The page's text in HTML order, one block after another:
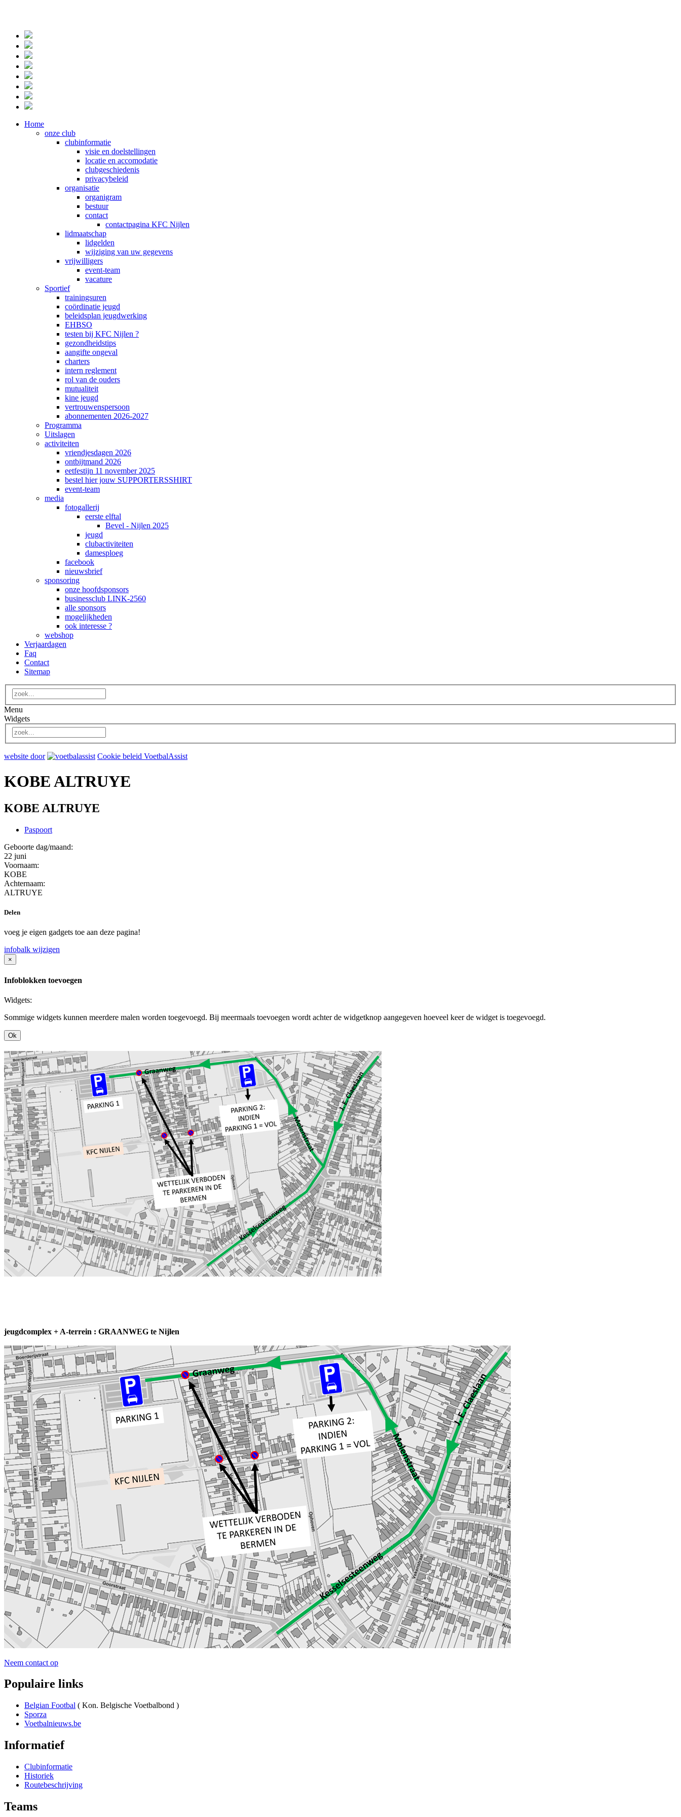
Home
onze club
clubinformatie
visie en doelstellingen
locatie en accomodatie
clubgeschiedenis
privacybeleid
organisatie
organigram
bestuur
contact
contactpagina KFC Nijlen
lidmaatschap
lidgelden
wijziging van uw gegevens
vrijwilligers
event-team
vacature
Sportief
trainingsuren
coördinatie jeugd
beleidsplan jeugdwerking
EHBSO
testen bij KFC Nijlen ?
gezondheidstips
aangifte ongeval
charters
intern reglement
rol van de ouders
mutualiteit
kine jeugd
vertrouwenspersoon
abonnementen 2026-2027
Programma
Uitslagen
activiteiten
vriendjesdagen 2026
ontbijtmand 2026
eetfestijn 11 november 2025
bestel hier jouw SUPPORTERSSHIRT
event-team
media
fotogallerij
eerste elftal
Bevel - Nijlen 2025
jeugd
clubactiviteiten
damesploeg
facebook
nieuwsbrief
sponsoring
onze hoofdsponsors
businessclub LINK-2560
alle sponsors
mogelijkheden
ook interesse ?
webshop
Verjaardagen
Faq
Contact
Sitemap
Menu
Widgets
website door Cookie beleid VoetbalAssist
KOBE ALTRUYE
KOBE ALTRUYE
Paspoort
Geboorte dag/maand:
22 juni
Voornaam:
KOBE
Achternaam:
ALTRUYE
Delen
voeg je eigen gadgets toe aan deze pagina!
infobalk wijzigen
×
Infoblokken toevoegen
Widgets:
Sommige widgets kunnen meerdere malen worden toegevoegd. Bij meermaals toevoegen wordt achter de widgetknop aangegeven hoeveel keer de widget is toegevoegd.
Ok
jeugdcomplex + A-terrein : GRAANWEG te Nijlen
Neem contact op
Populaire links
Belgian Footbal ( Kon. Belgische Voetbalbond )
Sporza
Voetbalnieuws.be
Informatief
Clubinformatie
Historiek
Routebeschrijving
Teams